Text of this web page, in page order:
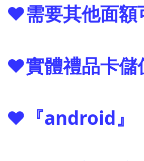
❤需要其他面
❤實體禮品卡儲
❤『android』